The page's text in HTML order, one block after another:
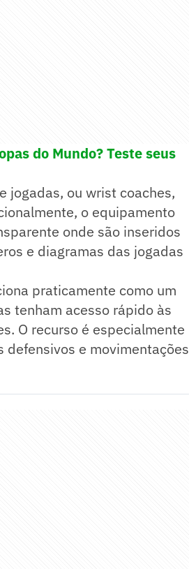
do Mundo? Teste seus
jogadas, ou wrist coaches,
o equipamento
onde são inseridos
e diagramas das jogadas
praticamente como um
tenham acesso rápido às
O recurso é especialmente
e movimentações